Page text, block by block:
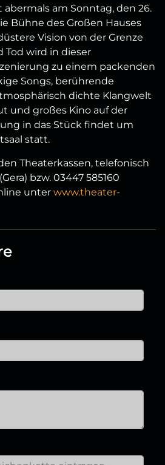
am Sonntag, den 26.
Bühne des Großen Hauses
Vision von der Grenze
Tod wird in dieser
zu einem packenden
Songs, berührende
dichte Klangwelt
und großes Kino auf der
in das Stück findet um
statt.
Theaterkassen, telefonisch
bzw. 03447 585160
unter www.theater-